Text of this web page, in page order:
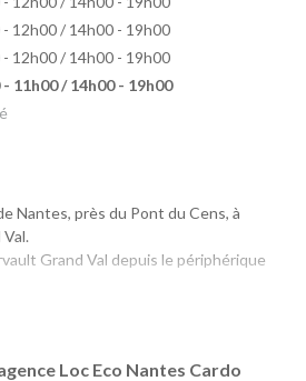
12h00 / 14h00 - 19h00
12h00 / 14h00 - 19h00
- 11h00 / 14h00 - 19h00
Nantes, près du Pont du Cens, à
Grand Val depuis le périphérique
2, Bus 50, 89, C2)
Loc Eco Nantes Cardo